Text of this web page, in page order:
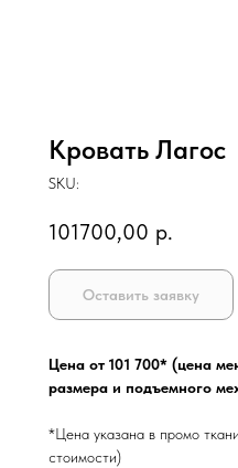
Кровать Лагос
SKU:
101700,00 р.
Оставить заявку
Цена от 101 700* (цена
размера и подъемного
*Цена указана в промо
стоимости)